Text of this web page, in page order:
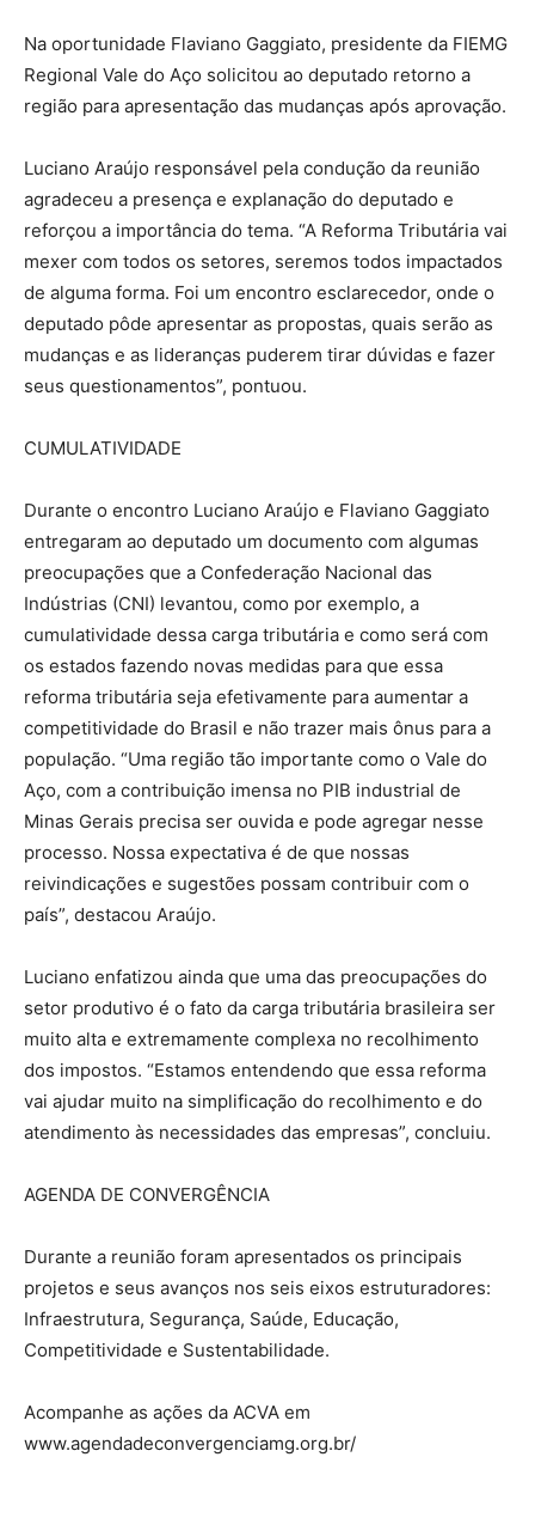
Na oportunidade Flaviano Gaggiato, presidente da FIEMG
Regional Vale do Aço solicitou ao deputado retorno a
região para apresentação das mudanças após aprovação.
Luciano Araújo responsável pela condução da reunião
agradeceu a presença e explanação do deputado e
reforçou a importância do tema. “A Reforma Tributária vai
mexer com todos os setores, seremos todos impactados
de alguma forma. Foi um encontro esclarecedor, onde o
deputado pôde apresentar as propostas, quais serão as
mudanças e as lideranças puderem tirar dúvidas e fazer
seus questionamentos”, pontuou.
CUMULATIVIDADE
Durante o encontro Luciano Araújo e Flaviano Gaggiato
entregaram ao deputado um documento com algumas
preocupações que a Confederação Nacional das
Indústrias (CNI) levantou, como por exemplo, a
cumulatividade dessa carga tributária e como será com
os estados fazendo novas medidas para que essa
reforma tributária seja efetivamente para aumentar a
competitividade do Brasil e não trazer mais ônus para a
população. “Uma região tão importante como o Vale do
Aço, com a contribuição imensa no PIB industrial de
Minas Gerais precisa ser ouvida e pode agregar nesse
processo. Nossa expectativa é de que nossas
reivindicações e sugestões possam contribuir com o
país”, destacou Araújo.
Luciano enfatizou ainda que uma das preocupações do
setor produtivo é o fato da carga tributária brasileira ser
muito alta e extremamente complexa no recolhimento
dos impostos. “Estamos entendendo que essa reforma
vai ajudar muito na simplificação do recolhimento e do
atendimento às necessidades das empresas”, concluiu.
AGENDA DE CONVERGÊNCIA
Durante a reunião foram apresentados os principais
projetos e seus avanços nos seis eixos estruturadores:
Infraestrutura, Segurança, Saúde, Educação,
Competitividade e Sustentabilidade.
Acompanhe as ações da ACVA em
www.agendadeconvergenciamg.org.br/